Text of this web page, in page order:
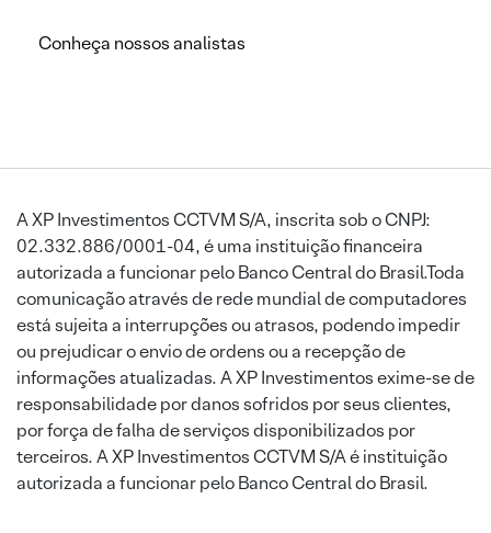
Conheça nossos analistas
A XP Investimentos CCTVM S/A, inscrita sob o CNPJ:
02.332.886/0001-04, é uma instituição financeira
autorizada a funcionar pelo Banco Central do Brasil.Toda
comunicação através de rede mundial de computadores
está sujeita a interrupções ou atrasos, podendo impedir
ou prejudicar o envio de ordens ou a recepção de
informações atualizadas. A XP Investimentos exime-se de
responsabilidade por danos sofridos por seus clientes,
por força de falha de serviços disponibilizados por
terceiros. A XP Investimentos CCTVM S/A é instituição
autorizada a funcionar pelo Banco Central do Brasil.